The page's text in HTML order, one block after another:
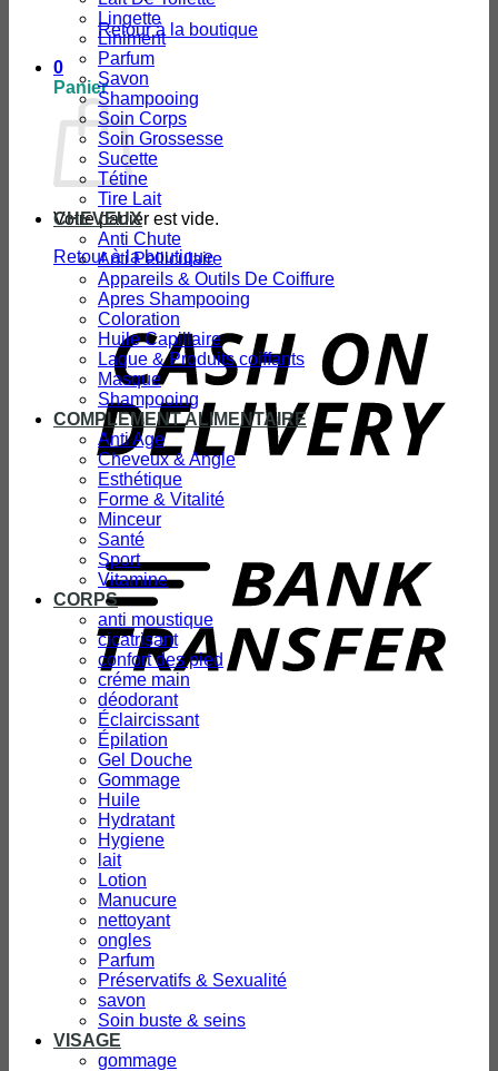
Retour à la boutique
0
Panier
Votre panier est vide.
Retour à la boutique
Lingette
Liniment
Parfum
Savon
Shampooing
Soin Corps
Soin Grossesse
Sucette
Tétine
Tire Lait
CHEVEUX
Anti Chute
Anti Pelliculaire
Appareils & Outils De Coiffure
Apres Shampooing
Coloration
Huile Capillaire
Laque & Produits coiffants
Masque
Shampooing
COMPLEMENT ALIMENTAIRE
Anti Age
Cheveux & Angle
Esthétique
Forme & Vitalité
Minceur
Santé
Sport
Vitamine
CORPS
anti moustique
cicatrisant
confort des pied
créme main
déodorant
Éclaircissant
Épilation
Gel Douche
Gommage
Huile
Hydratant
Hygiene
lait
Lotion
Manucure
nettoyant
ongles
Parfum
Préservatifs & Sexualité
savon
Soin buste & seins
VISAGE
gommage